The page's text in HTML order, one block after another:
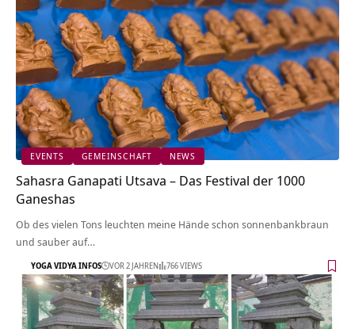
EVENTS GEMEINSCHAFT NEWS
Sahasra Ganapati Utsava – Das Festival der 1000
Ganeshas
Ob des vielen Tons leuchten meine Hände schon sonnenbankbraun
und sauber auf…
YOGA VIDYA INFOS VOR 2 JAHREN 766 VIEWS